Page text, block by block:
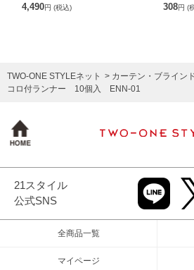
4,490円 (税込) 308円 (
TWO-ONE STYLEネット
カーテン・ブライン
コロ付ランナー 10個入 ENN-01
21スタイル
公式SNS
全商品一覧
マイページ